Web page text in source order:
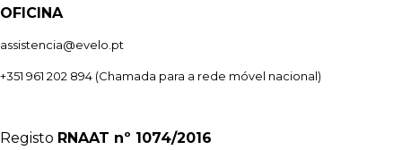
OFICINA
assistencia@evelo.pt
+351 961 202 894 (Chamada para a rede móvel nacional)
Registo RNAAT nº 1074/2016